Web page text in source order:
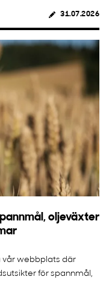
31.07.2026
oljeväxter
vår webbplats där
för spannmål,